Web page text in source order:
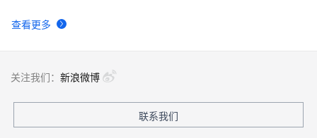
查看更多
关注我们： 新浪微博
联系我们